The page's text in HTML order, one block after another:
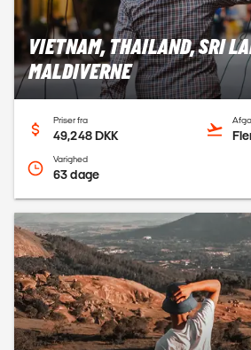
VIETNAM, THAILAND, SRI
MALDIVERNE
Priser fra
49,248 DKK
Varighed
63 dage